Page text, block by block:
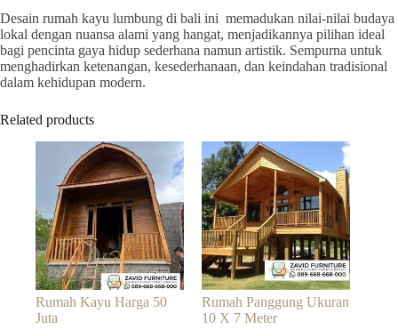
Desain rumah kayu lumbung di bali ini memadukan nilai-nilai budaya
lokal dengan nuansa alami yang hangat, menjadikannya pilihan ideal
bagi pencinta gaya hidup sederhana namun artistik. Sempurna untuk
menghadirkan ketenangan, kesederhanaan, dan keindahan tradisional
dalam kehidupan modern.
Related products
Rumah Kayu Harga 50
Juta
Rumah Panggung Ukuran
10 X 7 Meter